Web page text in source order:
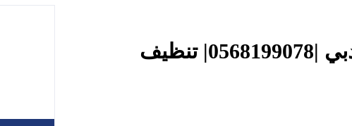
شركة تنظيف في دبي |0568199078| تنظيف